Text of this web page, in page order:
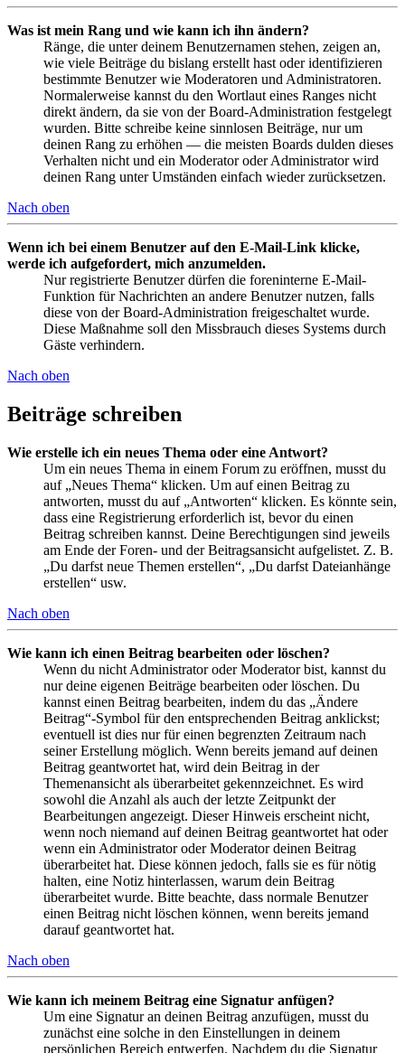
Was ist mein Rang und wie kann ich ihn ändern?
Ränge, die unter deinem Benutzernamen stehen, zeigen an,
wie viele Beiträge du bislang erstellt hast oder identifizieren
bestimmte Benutzer wie Moderatoren und Administratoren.
Normalerweise kannst du den Wortlaut eines Ranges nicht
direkt ändern, da sie von der Board-Administration festgelegt
wurden. Bitte schreibe keine sinnlosen Beiträge, nur um
deinen Rang zu erhöhen — die meisten Boards dulden dieses
Verhalten nicht und ein Moderator oder Administrator wird
deinen Rang unter Umständen einfach wieder zurücksetzen.
Nach oben
Wenn ich bei einem Benutzer auf den E-Mail-Link klicke,
werde ich aufgefordert, mich anzumelden.
Nur registrierte Benutzer dürfen die foreninterne E-Mail-
Funktion für Nachrichten an andere Benutzer nutzen, falls
diese von der Board-Administration freigeschaltet wurde.
Diese Maßnahme soll den Missbrauch dieses Systems durch
Gäste verhindern.
Nach oben
Beiträge schreiben
Wie erstelle ich ein neues Thema oder eine Antwort?
Um ein neues Thema in einem Forum zu eröffnen, musst du
auf „Neues Thema“ klicken. Um auf einen Beitrag zu
antworten, musst du auf „Antworten“ klicken. Es könnte sein,
dass eine Registrierung erforderlich ist, bevor du einen
Beitrag schreiben kannst. Deine Berechtigungen sind jeweils
am Ende der Foren- und der Beitragsansicht aufgelistet. Z. B.
„Du darfst neue Themen erstellen“, „Du darfst Dateianhänge
erstellen“ usw.
Nach oben
Wie kann ich einen Beitrag bearbeiten oder löschen?
Wenn du nicht Administrator oder Moderator bist, kannst du
nur deine eigenen Beiträge bearbeiten oder löschen. Du
kannst einen Beitrag bearbeiten, indem du das „Ändere
Beitrag“-Symbol für den entsprechenden Beitrag anklickst;
eventuell ist dies nur für einen begrenzten Zeitraum nach
seiner Erstellung möglich. Wenn bereits jemand auf deinen
Beitrag geantwortet hat, wird dein Beitrag in der
Themenansicht als überarbeitet gekennzeichnet. Es wird
sowohl die Anzahl als auch der letzte Zeitpunkt der
Bearbeitungen angezeigt. Dieser Hinweis erscheint nicht,
wenn noch niemand auf deinen Beitrag geantwortet hat oder
wenn ein Administrator oder Moderator deinen Beitrag
überarbeitet hat. Diese können jedoch, falls sie es für nötig
halten, eine Notiz hinterlassen, warum dein Beitrag
überarbeitet wurde. Bitte beachte, dass normale Benutzer
einen Beitrag nicht löschen können, wenn bereits jemand
darauf geantwortet hat.
Nach oben
Wie kann ich meinem Beitrag eine Signatur anfügen?
Um eine Signatur an deinen Beitrag anzufügen, musst du
zunächst eine solche in den Einstellungen in deinem
persönlichen Bereich entwerfen. Nachdem du die Signatur